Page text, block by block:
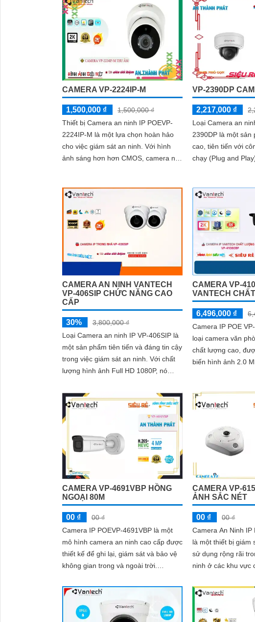
CAMERA VP-2224IP-M
1,500,000 ₫
1,500,000 ₫
Thiết bị Camera an ninh IP POEVP-
2224IP-M là một lựa chọn hoàn hảo
cho việc giám sát an ninh. Với hình
ảnh sáng hơn hơn CMOS, camera này
VP-2390DP
2,217,000 ₫
Loại Camera an
2390DP là một sản
cao, tiên tiến với
chạy (Plug and Play). Với độ phân
CAMERA AN NINH VANTECH
VP-406SIP CHỨC NĂNG CAO
CẤP
30%
3,800,000 ₫
Loại Camera an ninh IP VP-406SIP là
một sản phẩm tiên tiến và đáng tin cậy
trong việc giám sát an ninh. Với chất
lượng hình ảnh Full HD 1080P, nó
CAMERA VP-
VANTECH
6,496,000 ₫
Camera IP POE
loại camera văn
chất lượng cao,
biến hình ảnh 2.0
CAMERA VP-4691VBP HỒNG
NGOẠI 80M
00 ₫
00 ₫
Camera IP POEVP-4691VBP là một
mô hình camera an ninh cao cấp được
thiết kế để ghi lại, giám sát và bảo vệ
không gian trong và ngoài trời.
Power over...
CAMERA VP-
ẢNH SẮC NÉT
00 ₫
00 ₫
Camera An Ninh IP
là một thiết bị giám
sử dụng rộng rãi
ninh ở các khu vực
phân giải 2MP,